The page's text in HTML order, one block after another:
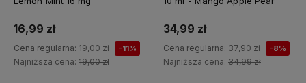
16,99 zł
Cena regularna: 19,00 zł -11%
Najniższa cena: 19,00 zł
34,99 zł
Cena regularna: 37,90 zł -8%
Najniższa cena: 34,99 zł